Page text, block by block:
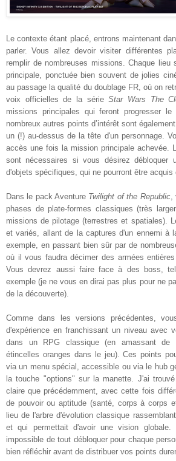
Le contexte étant placé, entrons maintenant
parler. Vous allez devoir visiter différentes
remplir de nombreuses missions. Chaque lieu
principale, ponctuée bien souvent de jolies
au passage la qualité du doublage FR, où on
voix officielles de la sérieStar Wars The
missions principales qui feront progresser
nombreux autres points d’intérêt sont
un (!) au-dessus de la tête d'un personnage.
accès une fois la mission principale achevée.
sont nécessaires si vous désirez débloquer
d'objets spécifiques, qui ne pourront être acquis
Dans le pack Aventure Twilight of the Republic,
phases de plate-formes classiques (très
missions de pilotage (terrestres et spatiales).
et variés, allant de la captures d'un ennemi à
exemple, en passant bien sûr par de
où il vous faudra décimer des armées
Vous devrez aussi faire face à des boss,
exemple (je ne vous en dirai pas plus pour ne
de la découverte).
Comme dans les versions précédentes,
d'expérience en franchissant un niveau avec
dans un RPG classique (en amassant de
étincelles oranges dans le jeu). Ces points
via un menu spécial, accessible ou via le hub
la touche "options" sur la manette. J'ai
claire que précédemment, avec cette fois
de pouvoir ou aptitude (santé, corps à corps
lieu de l'arbre d'évolution classique
et qui permettait d'avoir une vision
impossible de tout débloquer pour chaque
bien réfléchir avant de distribuer vos points